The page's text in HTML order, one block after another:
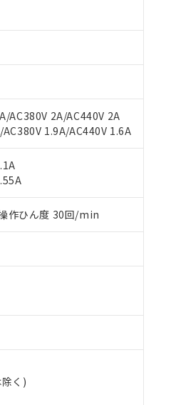
AC380V 2A/AC440V 2A
1.9A/AC440V 1.6A
作ひん度 30回/min
く)
さい。
在庫状況および標準価格(税抜)を
の対象外となる商品もあることを
る更新日時点での社内データに基
標準価格とは異なる場合があるこ
先、またはお客様担当のオムロン
売ネットワーク
」をご確認くださ
なく第三者に漏洩または開示しな
部品リストについて、当社および
引・商談に必要な範囲で利用する
に関して"
の「1.共同利用者の範
対応の商品で、対応品を出す予定
応状況を調査中または確認中の商
と関係のない商品です。
、含有品と判明した場合などやむ
100ppm以下、
以下、ポリ臭化ジフェニルエーテル類
、フタル酸ブチルベンジル（BBP）
以下
は除く。
ないことを確認しています。
ることがあります。
す。
去に遡って非含有を証明するもの
であることを示します。
超えていることを示します。
ださい。
、
、 PBDEs(ポリ臭化ジフェニルエーテル
1000ppm、 BBP(フタル酸ブチルベンジル) :
あることを示します。
漏えいし、環境に深刻な影響を及
ださい。
外国貿易法に定める商品（以下｢
国政府の輸出許可(または役務取引
、生物兵器またはその他武器並び
記1、2および3の内容を当該第三
違法に輸出するおそれがある場合
様のお取引先、またはお客様担当の
)
ていない機種